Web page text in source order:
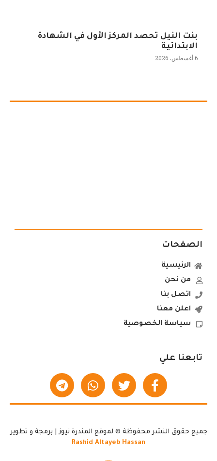
بنت النيل تحصد المركز الأول في الشهادة
الابتدائية
6 أغسطس، 2026
الصفحات
الرئيسية
من نحن
اتصل بنا
اعلن معنا
سياسة الخصوصية
تابعنا علي
جميع حقوق النشر محفوظة © لموقع المندرة نيوز | برمجة و تطوير
Rashid Altayeb Hassan